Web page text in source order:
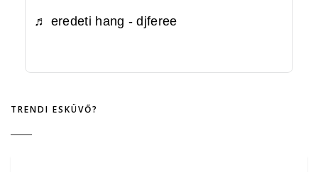
♬ eredeti hang - djferee
TRENDI ESKÜVŐ?